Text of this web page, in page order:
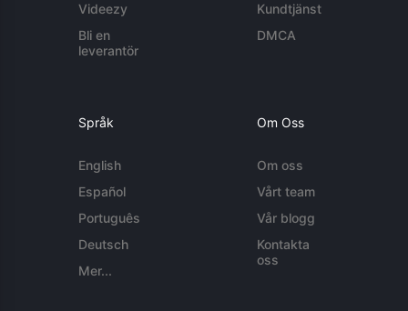
Videezy
Bli en
leverantör
Kundtjänst
DMCA
Språk
English
Español
Português
Deutsch
Mer...
Om Oss
Om oss
Vårt team
Vår blogg
Kontakta
oss